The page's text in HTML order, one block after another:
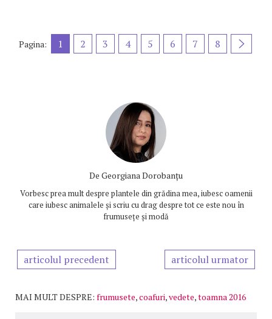
Pagina: 1 2 3 4 5 6 7 8
De Georgiana Dorobanțu
Vorbesc prea mult despre plantele din grădina mea, iubesc oamenii
care iubesc animalele și scriu cu drag despre tot ce este nou în
frumusețe și modă
articolul precedent articolul urmator
MAI MULT DESPRE: frumusete,coafuri,vedete,toamna 2016